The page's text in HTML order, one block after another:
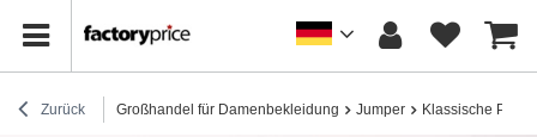
Zurück Großhandel für Damenbekleidung Jumper Klassische